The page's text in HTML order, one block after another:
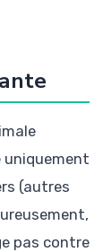
uniquement
(autres
pas contre